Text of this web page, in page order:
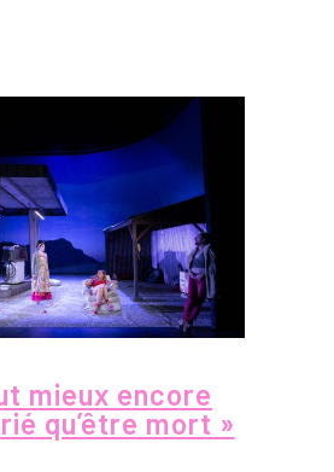
mieux encore
qu’être mort »